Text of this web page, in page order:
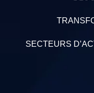
SECTEURS